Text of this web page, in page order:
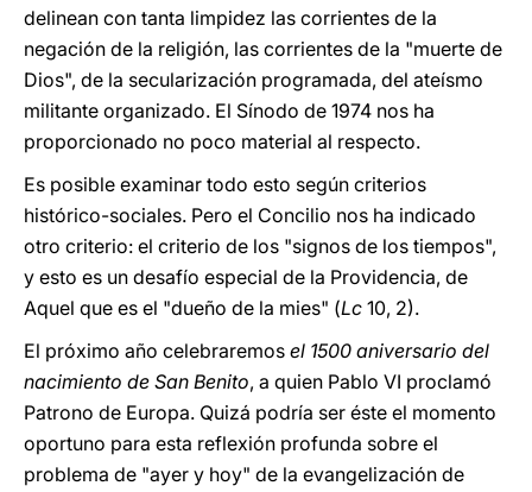
delinean con tanta limpidez las corrientes de la
negación de la religión, las corrientes de la "muerte de
Dios", de la secularización programada, del ateísmo
militante organizado. El Sínodo de 1974 nos ha
proporcionado no poco material al respecto.
Es posible examinar todo esto según criterios
histórico-sociales. Pero el Concilio nos ha indicado
otro criterio: el criterio de los "signos de los tiempos",
y esto es un desafío especial de la Providencia, de
Aquel que es el "dueño de la mies" (Lc 10, 2).
El próximo año celebraremos el 1500 aniversario del
nacimiento de San Benito, a quien Pablo VI proclamó
Patrono de Europa. Quizá podría ser éste el momento
oportuno para esta reflexión profunda sobre el
problema de "ayer y hoy" de la evangelización de